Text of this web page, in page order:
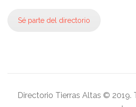
Sé parte del directorio
Directorio Tierras Altas © 2019.